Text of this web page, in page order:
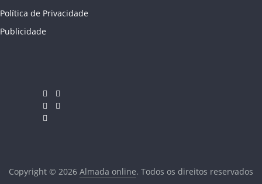
Política de Privacidade
Publicidade
Copyright © 2026 Almada online. Todos os direitos reservados